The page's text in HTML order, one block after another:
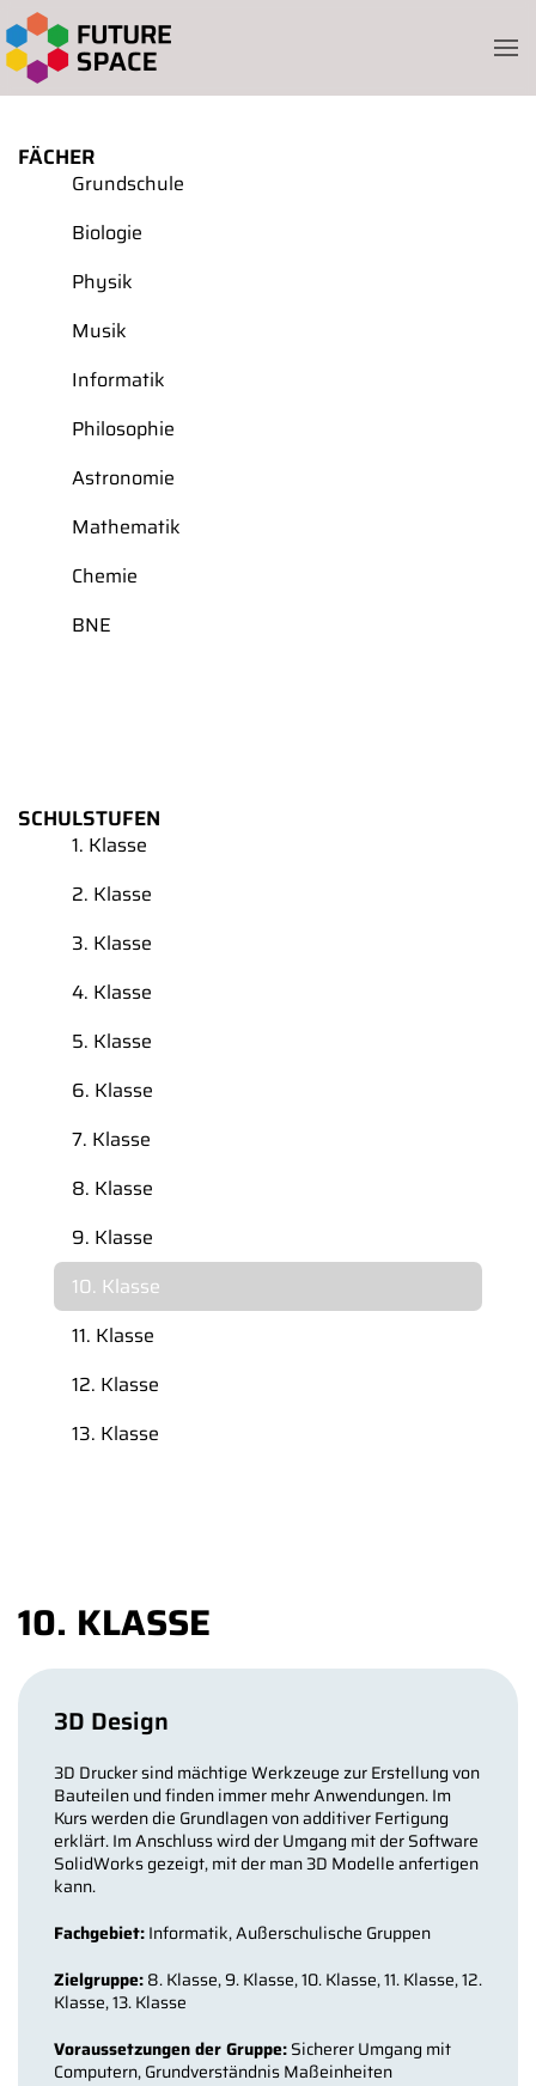
Skip to main content
FÄCHER
Grundschule
Biologie
Physik
Musik
Informatik
Philosophie
Astronomie
Mathematik
Chemie
BNE
SCHULSTUFEN
1. Klasse
2. Klasse
3. Klasse
4. Klasse
5. Klasse
6. Klasse
7. Klasse
8. Klasse
9. Klasse
10. Klasse
11. Klasse
12. Klasse
13. Klasse
10. KLASSE
3D Design
3D Drucker sind mächtige Werkzeuge zur Erstellung von
Bauteilen und finden immer mehr Anwendungen. Im
Kurs werden die Grundlagen von additiver Fertigung
erklärt. Im Anschluss wird der Umgang mit der Software
SolidWorks gezeigt, mit der man 3D Modelle anfertigen
kann.
Fachgebiet:Informatik, Außerschulische Gruppen
Zielgruppe:8. Klasse, 9. Klasse, 10. Klasse, 11. Klasse, 12.
Klasse, 13. Klasse
Voraussetzungen der Gruppe:Sicherer Umgang mit
Computern, Grundverständnis Maßeinheiten